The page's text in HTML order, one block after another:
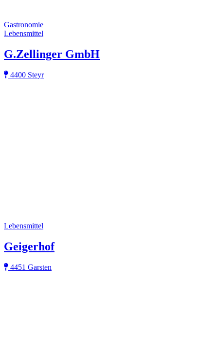
Gastronomie
Lebensmittel
G.Zellinger GmbH
4400 Steyr
Lebensmittel
Geigerhof
4451 Garsten